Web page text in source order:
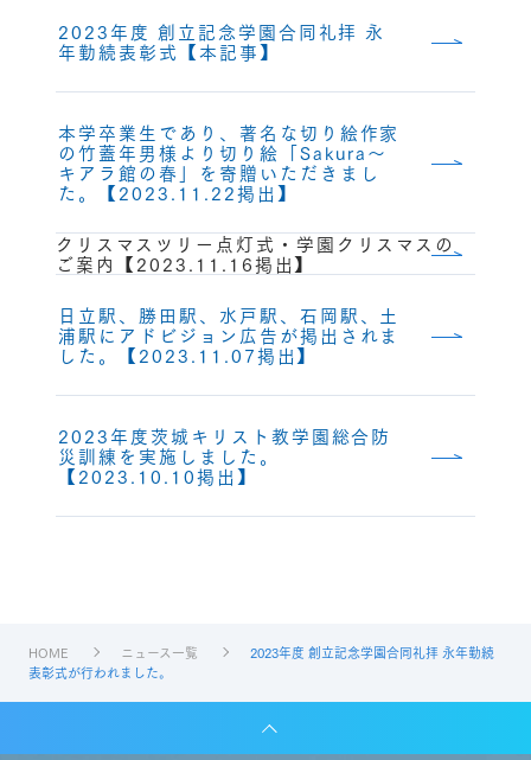
2023年度 創立記念学園合同礼拝 永
年勤続表彰式【本記事】
本学卒業生であり、著名な切り絵作家
の竹蓋年男様より切り絵「Sakura～
キアラ館の春」を寄贈いただきまし
た。【2023.11.22掲出】
クリスマスツリー点灯式・学園クリスマスの
ご案内【2023.11.16掲出】
日立駅、勝田駅、水戸駅、石岡駅、土
浦駅にアドビジョン広告が掲出されま
した。【2023.11.07掲出】
2023年度茨城キリスト教学園総合防
災訓練を実施しました。
【2023.10.10掲出】
HOME ニュース一覧
2023年度 創立記念学園合同礼拝 永年勤続
表彰式が行われました。